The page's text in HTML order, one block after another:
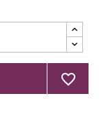
favorite_border